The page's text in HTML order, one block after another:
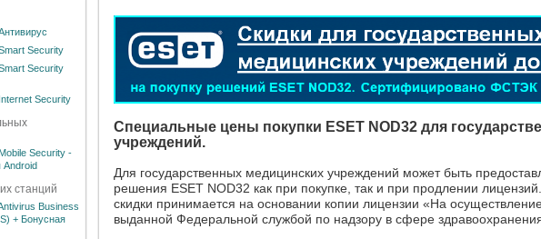
Security
Security
Security
Security -
Android
станций
Business
+ Бонусная
Специальные цены покупки ESET NOD32 для
учреждений.
Для государственных медицинских учреждений может быть
решения ESET NOD32 как при покупке, так и при продлении
скидки принимается на основании копии лицензии «На
выданной Федеральной службой по надзору в сфере